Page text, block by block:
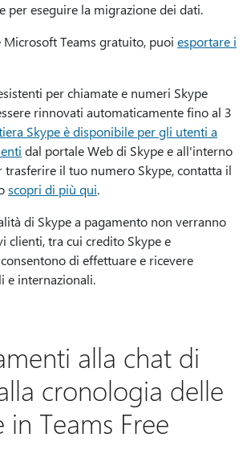
per eseguire la migrazione dei dati.
Microsoft Teams gratuito, puoi esportare i
per chiamate e numeri Skype
rinnovati automaticamente fino al 3
Skype è disponibile per gli utenti a
dal portale Web di Skype e all'interno
trasferire il tuo numero Skype, contatta il
scopri di più qui.
di Skype a pagamento non verranno
clienti, tra cui credito Skype e
di effettuare e ricevere
e internazionali.
alla chat di
cronologia delle
in Teams Free